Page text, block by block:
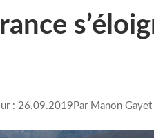
: 26.09.2019 Par Manon Gayet